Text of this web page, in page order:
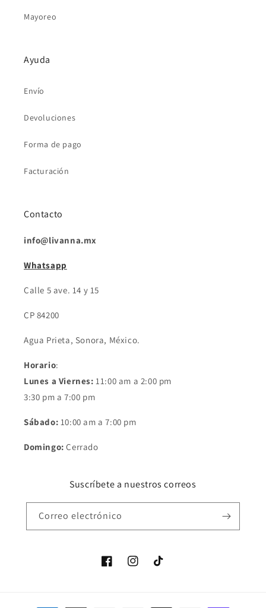
Mayoreo
Ayuda
Envío
Devoluciones
Forma de pago
Facturación
Contacto
info@livanna.mx
Whatsapp
Calle 5 ave. 14 y 15
CP 84200
Agua Prieta, Sonora, México.
Horario:
Lunes a Viernes: 11:00 am a 2:00 pm
3:30 pm a 7:00 pm
Sábado: 10:00 am a 7:00 pm
Domingo: Cerrado
Suscríbete a nuestros correos
Correo electrónico
FacebookInstagramTikTok